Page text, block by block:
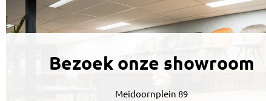
Bezoek onze showroom
Meidoornplein 89